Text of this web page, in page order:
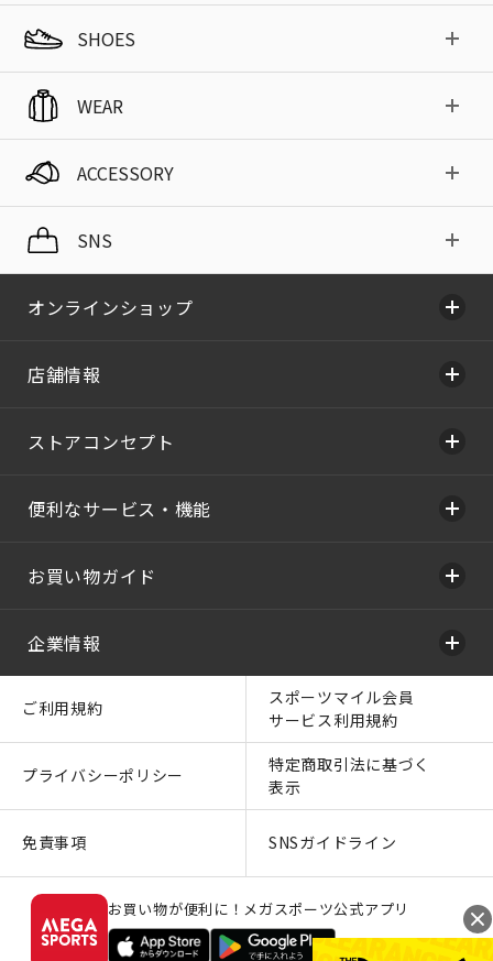
SHOES
WEAR
ACCESSORY
SNS
オンラインショップ
店舗情報
ストアコンセプト
便利なサービス・機能
お買い物ガイド
企業情報
ご利用規約
スポーツマイル会員
サービス利用規約
プライバシーポリシー
特定商取引法に基づく
表示
免責事項 SNSガイドライン
お買い物が便利に！メガスポーツ公式アプリ